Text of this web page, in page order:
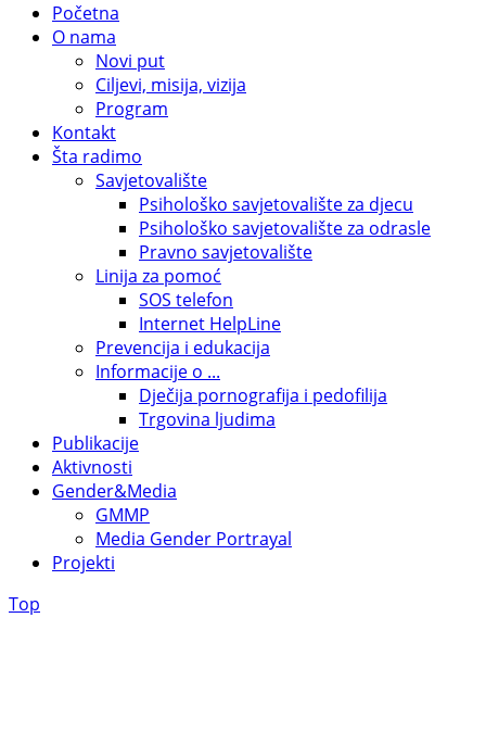
Početna
O nama
Novi put
Ciljevi, misija, vizija
Program
Kontakt
Šta radimo
Savjetovalište
Psihološko savjetovalište za djecu
Psihološko savjetovalište za odrasle
Pravno savjetovalište
Linija za pomoć
SOS telefon
Internet HelpLine
Prevencija i edukacija
Informacije o ...
Dječija pornografija i pedofilija
Trgovina ljudima
Publikacije
Aktivnosti
Gender&Media
GMMP
Media Gender Portrayal
Projekti
Top